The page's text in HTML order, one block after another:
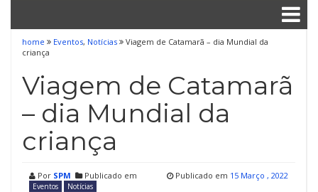
home Eventos, Notícias
Viagem de Catamarã – dia Mundial da
criança
Viagem de Catamarã
– dia Mundial da
criança
Por SPM Publicado em
Eventos Notícias
Publicado em 15 Março , 2022